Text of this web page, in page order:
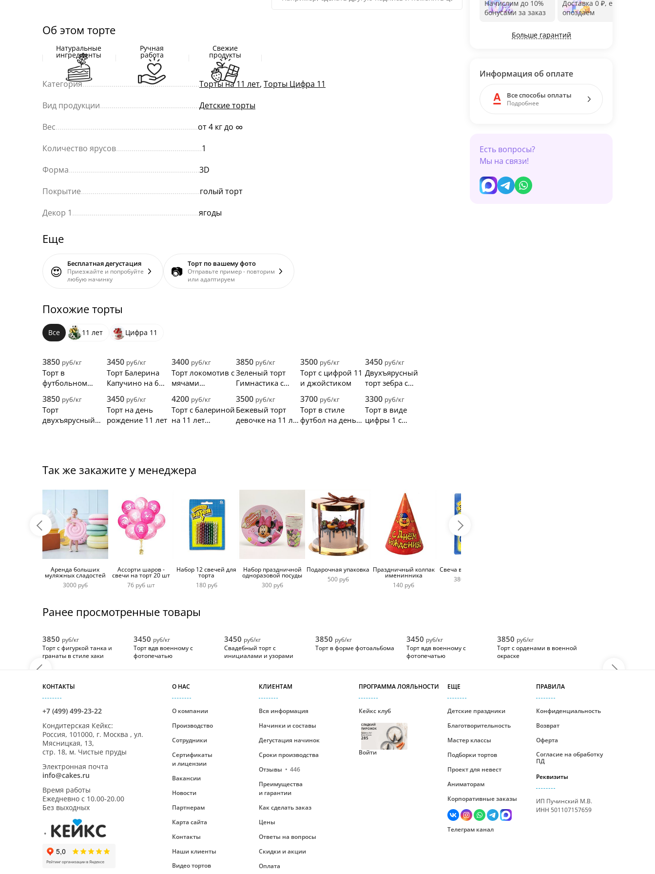
Начислим до 10%
бонусами за заказ
Доставка 0 ₽, если
опоздаем
Больше гарантий
Информация об оплате
Все способы оплаты
Подробнее
Есть вопросы?
Мы на связи!
Об этом торте
Натуральные
ингредиенты
Ручная
работа
Свежие
продукты
Категория............................................................Торты на 11 лет, Торты Цифра 11
Вид продукции...................................................Детские торты
Вес.........................................................................от 4 кг до ∞
Количество ярусов............................................1
Форма...................................................................3D
Покрытие.............................................................голый торт
Декор 1.................................................................ягоды
Еще
😍 Бесплатная дегустация
Приезжайте и попробуйте
любую начинку
📷 Торт по вашему фото
Отправьте пример - повторим
или адаптируем
Похожие торты
Все 11 лет Цифра 11
3850 руб/кг
Торт в
футбольном
3450 руб/кг
Торт Балерина
Капучино на 6
3400 руб/кг
Торт локомотив с
мячами
лет
3850 руб/кг
Зеленый торт
Гимнастика с
гимнасток
3500 руб/кг
Торт с цифрой 11
и джойстиком
3450 руб/кг
Двухъярусный
торт зебра с
3850 руб/кг
Торт
двухъярусный
3450 руб/кг
Торт на день
рождение 11 лет
4200 руб/кг
Торт с балериной
на 11 лет
3500 руб/кг
Бежевый торт
девочке на 11 лет
3700 руб/кг
Торт в стиле
футбол на день
3300 руб/кг
Торт в виде
цифры 1 с
Так же закажите у менеджера
Аренда больших
муляжных сладостей
3000 руб
Ассорти шаров -
свечи на торт 20 шт
76 руб шт
Набор 12 свечей для
торта
180 руб
Набор праздничной
одноразовой посуды
300 руб
Подарочная упаковка
500 руб
Праздничный колпак
именинника
140 руб
Свеча в виде цифры
380 руб шт
Ранее просмотренные товары
3850 руб/кг
Торт с фигуркой танка и
гранаты в стиле хаки
3450 руб/кг
Торт вдв военному с
фотопечатью
3450 руб/кг
Свадебный торт с
инициалами и узорами
3850 руб/кг
Торт в форме фотоальбома
3450 руб/кг
Торт вдв военному с
фотопечатью
3850 руб/кг
Торт с орденами в военной
окраске
КОНТАКТЫ
+7 (499) 499-23-22
Кондитерская Кейкс:
Россия, 101000, г. Москва , ул.
Мясницкая, 13,
стр. 18, м. Чистые пруды
Электронная почта
info@cakes.ru
Время работы
Ежедневно с 10.00-20.00
Без выходных
О НАС
О компании
Производство
Сотрудники
Сертификаты
и лицензии
Вакансии
Новости
Партнерам
Карта сайта
Контакты
Наши клиенты
Видео тортов
КЛИЕНТАМ
Вся информация
Начинки и составы
Дегустация начинок
Сроки производства
Отзывы
446
Преимущества
и гарантии
Как сделать заказ
Цены
Ответы на вопросы
Скидки и акции
Оплата
ПРОГРАММА ЛОЯЛЬНОСТИ
Кейкс клуб
СЛАДКИЙ
ПИРОЖОК
Уровень №1
Ваши бонусы
285
Войти
ЕЩЕ
Детские праздники
Благотворительность
Мастер классы
Подборки тортов
Проект для невест
Аниматорам
Корпоративные заказы
Телеграм канал
ПРАВИЛА
Конфиденциальность
Возврат
Оферта
Согласие на обработку
ПД
Реквизиты
ИП Пучинский М.В.
ИНН 501107157659